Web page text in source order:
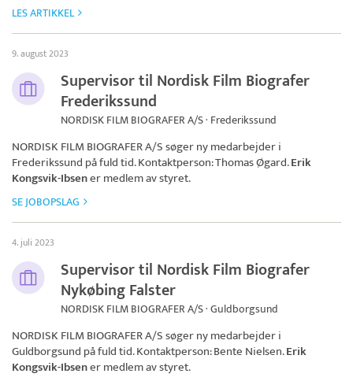
LES ARTIKKEL
9. august 2023
Supervisor til Nordisk Film Biografer
Frederikssund
NORDISK FILM BIOGRAFER A/S · Frederikssund
NORDISK FILM BIOGRAFER A/Ssøger ny medarbejder i
Frederikssund på fuld tid. Kontaktperson: Thomas Øgard.Erik
Kongsvik-Ibsener medlem av styret.
SE JOBOPSLAG
4. juli 2023
Supervisor til Nordisk Film Biografer
Nykøbing Falster
NORDISK FILM BIOGRAFER A/S · Guldborgsund
NORDISK FILM BIOGRAFER A/Ssøger ny medarbejder i
Guldborgsund på fuld tid. Kontaktperson: Bente Nielsen.Erik
Kongsvik-Ibsener medlem av styret.